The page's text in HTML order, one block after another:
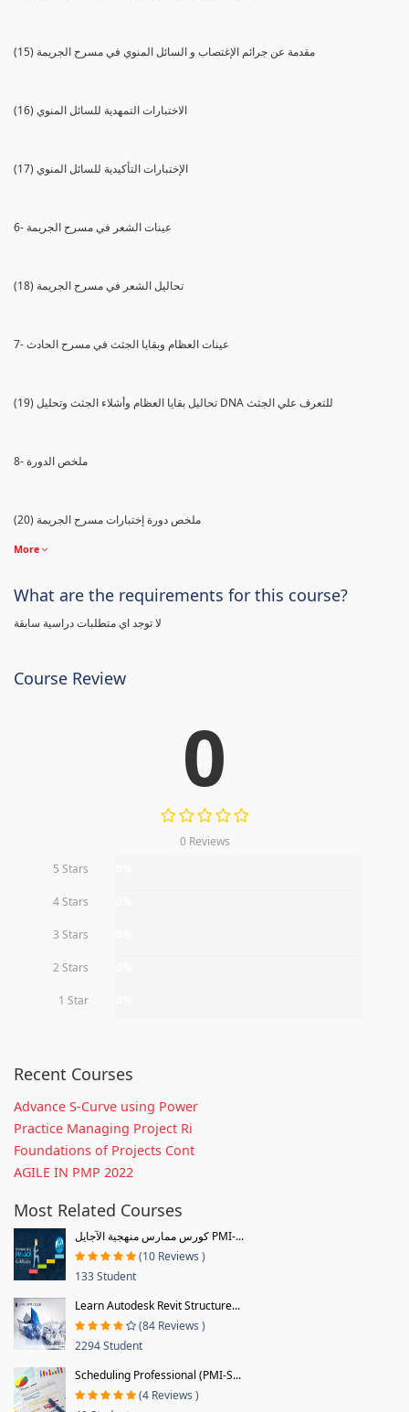
(15) مقدمة عن جرائم الإغتصاب و السائل المنوي في مسرح الجريمة
(16) الاختبارات التمهدية للسائل المنوي
(17) الإختبارات التأكيدية للسائل المنوي
6- عينات الشعر في مسرح الجريمة
(18) تحاليل الشعر في مسرح الجريمة
7- عينات العظام وبقايا الجثث في مسرح الحادث
(19) تحاليل بقايا العظام وأشلاء الجثث وتحليل DNA للتعرف علي الجثث
8- ملخص الدورة
(20) ملخص دورة إختبارات مسرح الجريمة
More
What are the requirements for this course?
لا توجد اي متطلبات دراسية سابقة
Course Review
0
0 Reviews
5 Stars
4 Stars
3 Stars
2 Stars
1 Star
Recent Courses
Advance S-Curve using Power
Practice Managing Project Ri
Foundations of Projects Cont
AGILE IN PMP 2022
Most Related Courses
كورس ممارس منهجية الآجايل PMI-...
(10 Reviews )
133 Student
Learn Autodesk Revit Structure...
(84 Reviews )
2294 Student
Scheduling Professional (PMI-S...
(4 Reviews )